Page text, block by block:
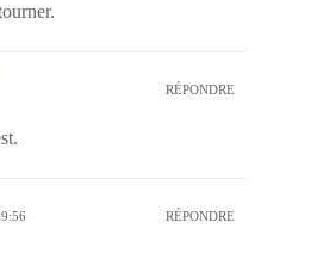
RÉPONDRE
RÉPONDRE